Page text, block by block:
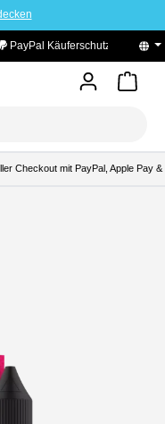
Checkout mit PayPal, Apple Pay